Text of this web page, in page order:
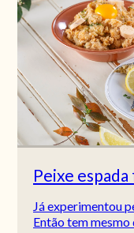
Peixe
Já experimentou
Então tem